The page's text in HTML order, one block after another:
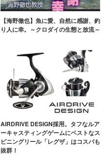
【海野徹也】魚に愛、自然に感謝、釣
り人に幸。～クロダイの生態と放流～
AIRDRIVE DESIGN採用。タフなルア
ーキャスティングゲームにベストなス
ピニングリール「レグザ」はコスパも
抜群！